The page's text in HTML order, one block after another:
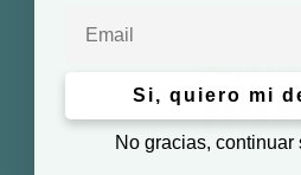
Si, quiero mi
No gracias, continuar